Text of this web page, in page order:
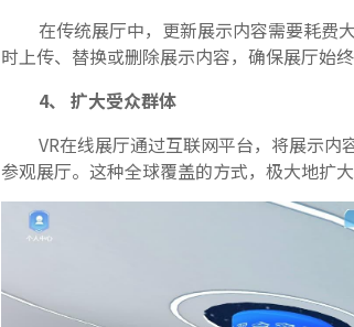
在传统展厅中，更新展示内容需要耗费
时上传、替换或删除展示内容，确保展厅始
4、 扩大受众群体
VR在线展厅通过互联网平台，将展示内
参观展厅。这种全球覆盖的方式，极大地扩